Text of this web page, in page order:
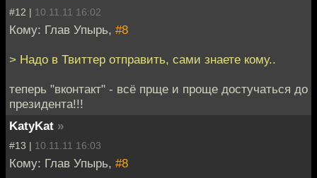
#12 | 10.11.11 16:02
Кому: Глав Упырь, #8
> Надо в Твиттер отправить, сами знаете кому..
теперь "вконтакт" - всё прще и проще достучаться до
президента!!!
KatyKat »
#13 | 10.11.11 16:03
Кому: Глав Упырь, #8